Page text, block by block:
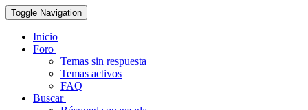
Toggle Navigation
Inicio
Foro
Temas sin respuesta
Temas activos
FAQ
Buscar